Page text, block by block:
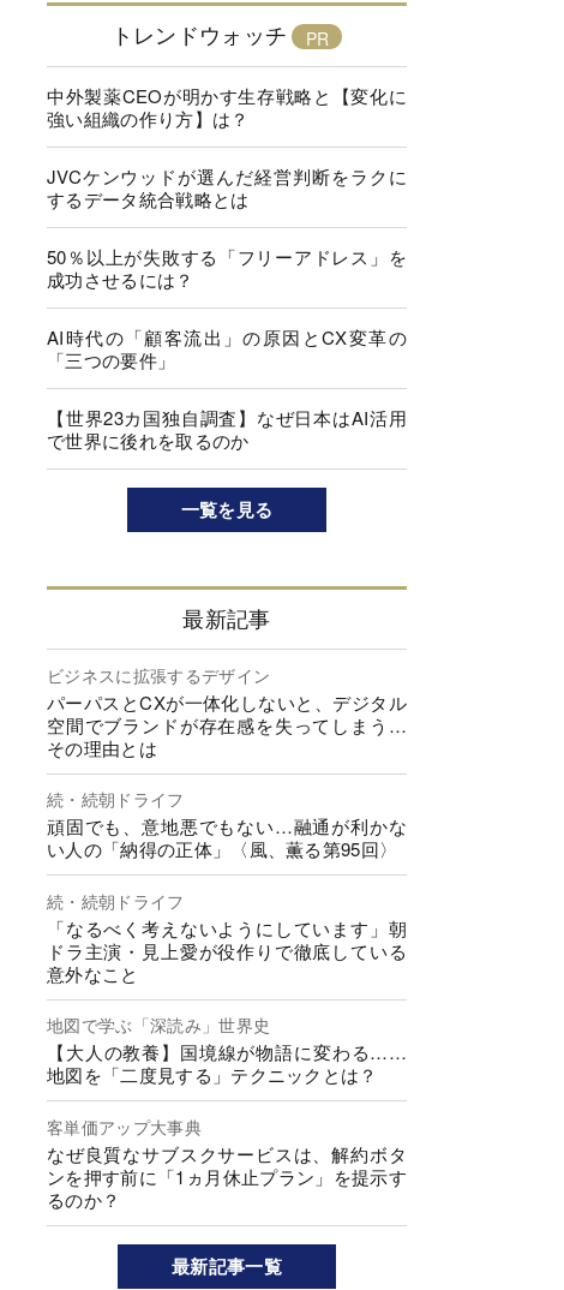
トレンドウォッチ
中外製薬CEOが明かす生存戦略と【変化に
強い組織の作り方】は？
JVCケンウッドが選んだ経営判断をラクに
するデータ統合戦略とは
50％以上が失敗する「フリーアドレス」を
成功させるには？
AI時代の「顧客流出」の原因とCX変革の
「三つの要件」
【世界23カ国独自調査】なぜ日本はAI活用
で世界に後れを取るのか
一覧を見る
最新記事
ビジネスに拡張するデザイン
パーパスとCXが一体化しないと、デジタル
空間でブランドが存在感を失ってしまう…
その理由とは
続・続朝ドライフ
頑固でも、意地悪でもない…融通が利かな
い人の「納得の正体」〈風、薫る第95回〉
続・続朝ドライフ
「なるべく考えないようにしています」朝
ドラ主演・見上愛が役作りで徹底している
意外なこと
地図で学ぶ「深読み」世界史
【大人の教養】国境線が物語に変わる……
地図を「二度見する」テクニックとは？
客単価アップ大事典
なぜ良質なサブスクサービスは、解約ボタ
ンを押す前に「1ヵ月休止プラン」を提示す
るのか？
最新記事一覧